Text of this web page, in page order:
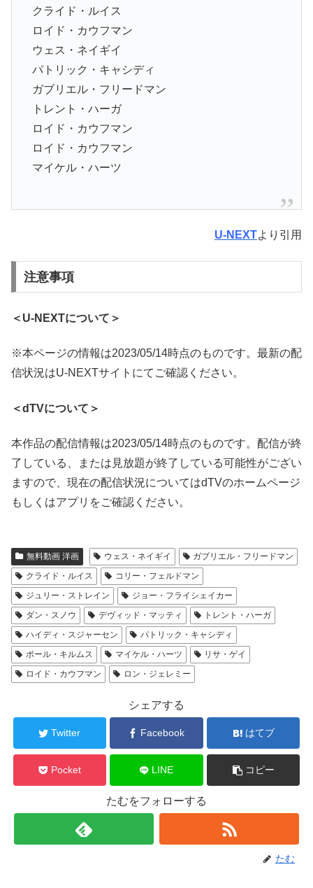
クライド・ルイス
ロイド・カウフマン
ウェス・ネイギイ
パトリック・キャシディ
ガブリエル・フリードマン
トレント・ハーガ
ロイド・カウフマン
ロイド・カウフマン
マイケル・ハーツ
U-NEXTより引用
注意事項
＜U-NEXTについて＞
※本ページの情報は2023/05/14時点のものです。最新の配
信状況はU-NEXTサイトにてご確認ください。
＜dTVについて＞
本作品の配信情報は2023/05/14時点のものです。配信が終
了している、または見放題が終了している可能性がござい
ますので、現在の配信状況についてはdTVのホームページ
もしくはアプリをご確認ください。
無料動画 洋画 ウェス・ネイギイ
ガブリエル・フリードマン
クライド・ルイス
コリー・フェルドマン
ジュリー・ストレイン
ジョー・フライシェイカー
ダン・スノウ
デヴィッド・マッティ
トレント・ハーガ
ハイディ・スジャーセン
パトリック・キャシディ
ポール・キルムス
マイケル・ハーツ
リサ・ゲイ
ロイド・カウフマン
ロン・ジェレミー
シェアする
Twitter Facebook はてブ
Pocket LINE コピー
たむをフォローする
たむ